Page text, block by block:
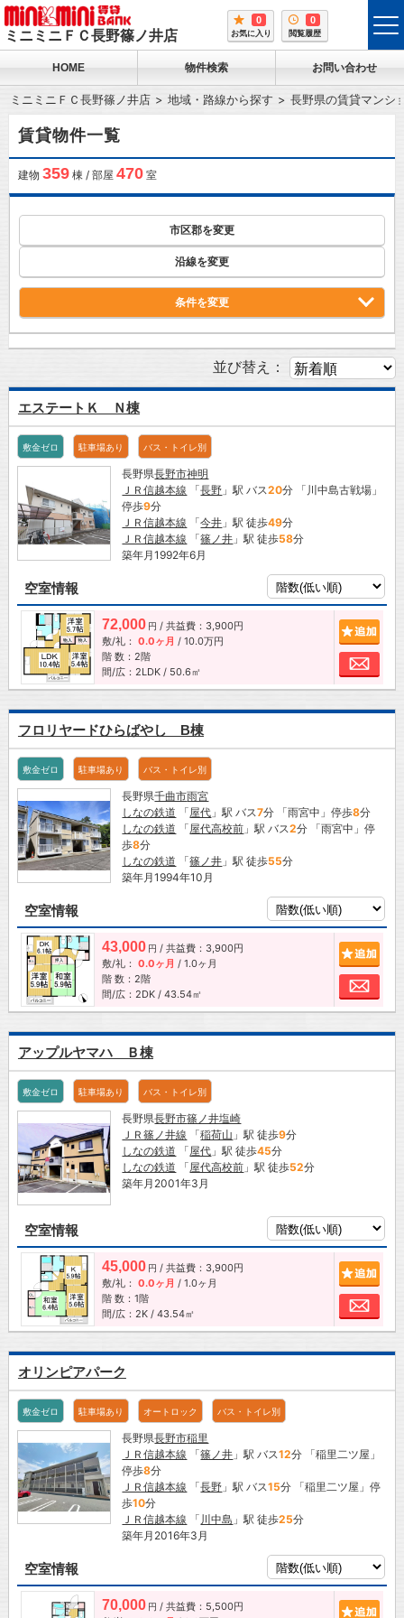
ミニミニＦＣ長野篠ノ井店
0
お気に入り
0
閲覧履歴
HOME 物件検索 お問い合わせ
ミニミニＦＣ長野篠ノ井店 地域・路線から探す 長野県の賃貸マンシ
賃貸物件一覧
建物 359棟 / 部屋 470室
市区郡を変更
沿線を変更
条件を変更
並び替え：
エステートＫ Ｎ棟
敷金ゼロ 駐車場あり バス・トイレ別
長野県長野市神明
ＪＲ信越本線 「長野 」駅 バス20分 「川中島古戦場」
停歩9分
ＪＲ信越本線 「今井 」駅 徒歩49分
ＪＲ信越本線 「篠ノ井 」駅 徒歩58分
築年月1992年6月
空室情報
72,000 円 / 共益費：3,900円
敷/礼： 0.0ヶ月 / 10.0万円
階 数：2階
間/広：2LDK / 50.6㎡
お
フロリヤードひらばやし B棟
敷金ゼロ 駐車場あり バス・トイレ別
長野県千曲市雨宮
しなの鉄道 「屋代 」駅 バス7分 「雨宮中」停歩8分
しなの鉄道 「屋代高校前 」駅 バス2分 「雨宮中」停
歩8分
しなの鉄道 「篠ノ井 」駅 徒歩55分
築年月1994年10月
空室情報
43,000 円 / 共益費：3,900円
敷/礼： 0.0ヶ月 / 1.0ヶ月
階 数：2階
間/広：2DK / 43.54㎡
お
アップルヤマハ Ｂ棟
敷金ゼロ 駐車場あり バス・トイレ別
長野県長野市篠ノ井塩崎
ＪＲ篠ノ井線 「稲荷山 」駅 徒歩9分
しなの鉄道 「屋代 」駅 徒歩45分
しなの鉄道 「屋代高校前 」駅 徒歩52分
築年月2001年3月
空室情報
45,000 円 / 共益費：3,900円
敷/礼： 0.0ヶ月 / 1.0ヶ月
階 数：1階
間/広：2K / 43.54㎡
お
オリンピアパーク
敷金ゼロ 駐車場あり オートロック バス・トイレ別
長野県長野市稲里
ＪＲ信越本線 「篠ノ井 」駅 バス12分 「稲里二ツ屋」
停歩8分
ＪＲ信越本線 「長野 」駅 バス15分 「稲里二ツ屋」停
歩10分
ＪＲ信越本線 「 川中島 」駅 徒歩25分
築年月2016年3月
空室情報
70,000 円 / 共益費：5,500円